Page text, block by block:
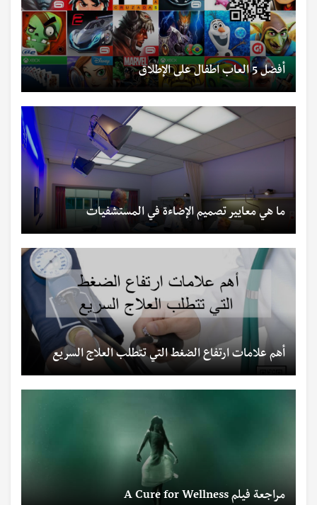
أفضل 5 العاب اطفال على الإطلاق
ما هي معايير تصميم الإضاءة في المستشفيات
أهم علامات ارتفاع الضغط التي تتطلب العلاج السريع
مراجعة فيلم A Cure for Wellness